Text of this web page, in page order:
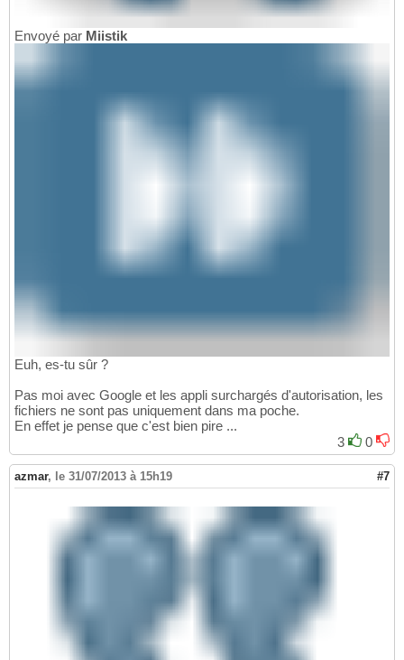
Envoyé par Miistik
Euh, es-tu sûr ?
Pas moi avec Google et les appli surchargés d'autorisation, les
fichiers ne sont pas uniquement dans ma poche.
En effet je pense que c'est bien pire ...
3
0
azmar, le 31/07/2013 à 15h19 #7